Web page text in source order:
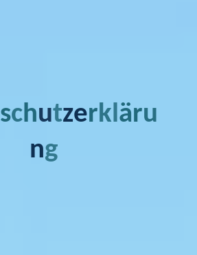
schutzerkläru
ng